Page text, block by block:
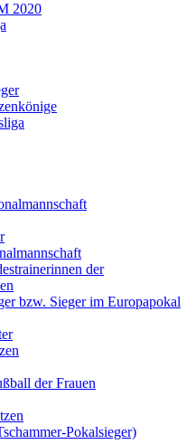
2020
der
bzw. Sieger im Europapokal
der Frauen
Pokalsieger)